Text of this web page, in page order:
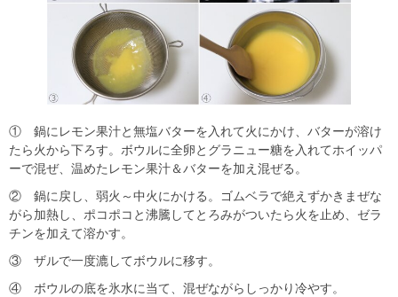
① 鍋にレモン果汁と無塩バターを入れて火にかけ、バターが溶け
たら火から下ろす。ボウルに全卵とグラニュー糖を入れてホイッパ
ーで混ぜ、温めたレモン果汁＆バターを加え混ぜる。
② 鍋に戻し、弱火～中火にかける。ゴムベラで絶えずかきまぜな
がら加熱し、ポコポコと沸騰してとろみがついたら火を止め、ゼラ
チンを加えて溶かす。
③ ザルで一度漉してボウルに移す。
④ ボウルの底を氷水に当て、混ぜながらしっかり冷やす。